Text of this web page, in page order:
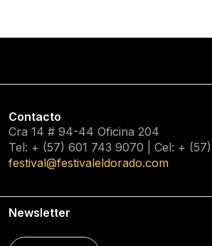
Contacto
Cra 14 # 94-44 Oficina 204
Tel: + (57) 601 743 9070 | Cel: + (57)
festival@festivaleldorado.com
Newsletter